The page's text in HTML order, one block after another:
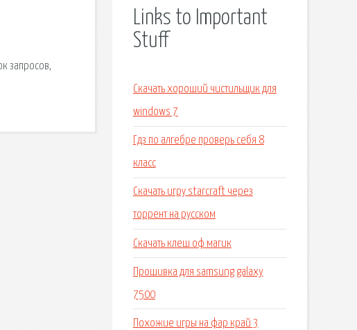
запросов,
Links to Important
Stuff
Скачать хороший чистильщик для
windows 7
Гдз по алгебре проверь себя 8
класс
Скачать игру starcraft через
торрент на русском
Скачать клеш оф магик
Прошивка для samsung galaxy
7500
Похожие игры на фар край 3